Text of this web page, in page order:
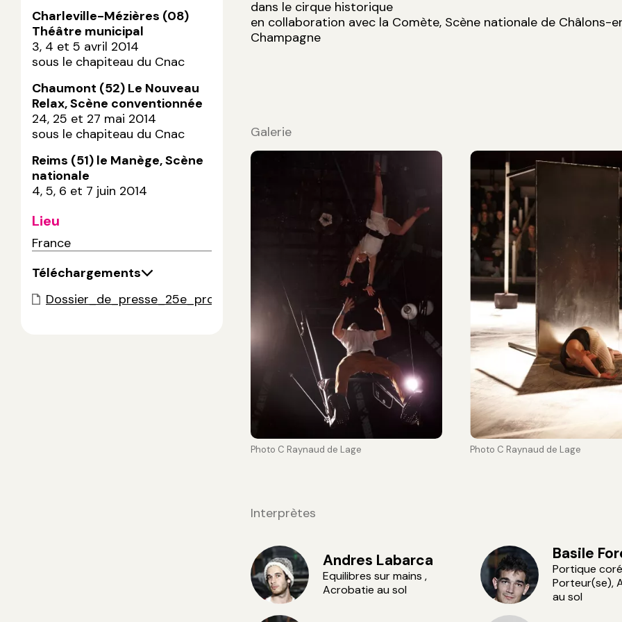
Charleville-Mézières (08)
Théâtre municipal
3, 4 et 5 avril 2014
sous le chapiteau du Cnac
Chaumont (52) Le Nouveau
Relax, Scène conventionnée
24, 25 et 27 mai 2014
sous le chapiteau du Cnac
Reims (51) le Manège, Scène
nationale
4, 5, 6 et 7 juin 2014
Lieu
France
Téléchargements
Dossier_de_presse_25e_promotion.pdf
dans le cirque historique
en collaboration avec la Comète, Scène nationale de Châlons-
Champagne
Galerie
Photo C Raynaud de Lage Photo C Raynaud de Lage
Interprètes
Andres Labarca
Equilibres sur mains ,
Acrobatie au sol
Basile
Portique
Porteur(se),
au sol